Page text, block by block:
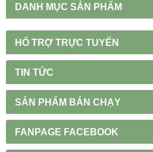
DANH MỤC SẢN PHẨM
HỔ TRỢ TRỰC TUYẾN
TIN TỨC
SẢN PHẨM BÁN CHẠY
FANPAGE FACEBOOK